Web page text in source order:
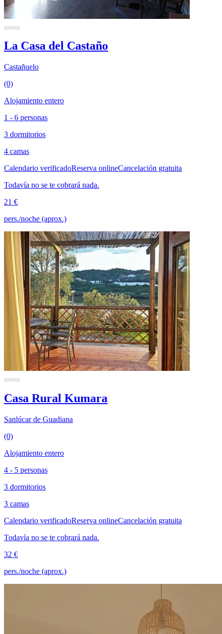
La Casa del Castaño
Castañuelo
(0)
Alojamiento entero
1 - 6 personas
3 dormitorios
4 camas
Calendario verificadoReserva onlineCancelación gratuita
Todavía no se te cobrará nada.
21 €
pers./noche (aprox.)
Casa Rural Kumara
Sanlúcar de Guadiana
(0)
Alojamiento entero
4 - 5 personas
3 dormitorios
3 camas
Calendario verificadoReserva onlineCancelación gratuita
Todavía no se te cobrará nada.
32 €
pers./noche (aprox.)